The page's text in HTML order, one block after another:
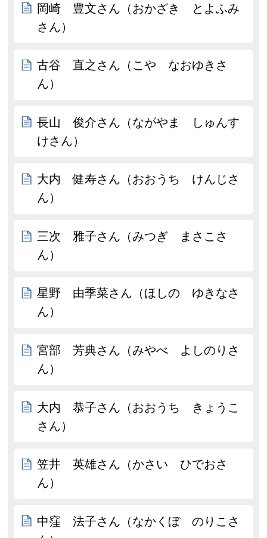
岡崎 豊文さん（おかざき とよふみ
さん）
古谷 直之さん（こや なおゆきさ
ん）
長山 俊介さん（ながやま しゅんす
けさん）
大内 健寿さん（おおうち けんじさ
ん）
三次 雅子さん（みつぎ まさこさ
ん）
星野 由季菜さん（ほしの ゆきなさ
ん）
宮部 芳典さん（みやべ よしのりさ
ん）
大内 恭子さん（おおうち きょうこ
さん）
笠井 英雄さん（かさい ひでおさ
ん）
中窪 法子さん（なかくぼ のりこさ